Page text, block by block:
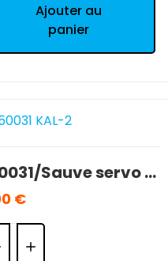
Ajouter au
panier
250031/Sauve servo complet T2M 1/10 Séries 5000 à 7000 OCCASION BE
€